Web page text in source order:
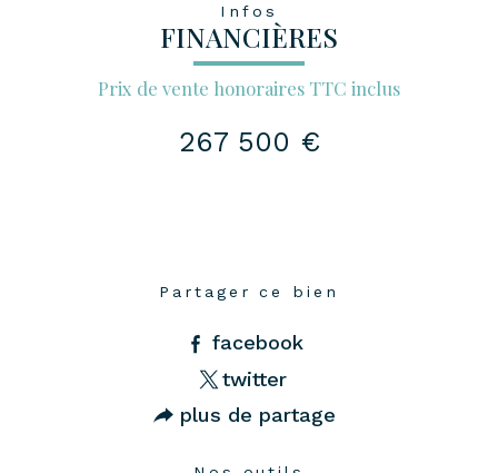
Infos
FINANCIÈRES
Prix de vente honoraires TTC inclus
267 500 €
Partager ce bien
facebook
twitter
plus de partage